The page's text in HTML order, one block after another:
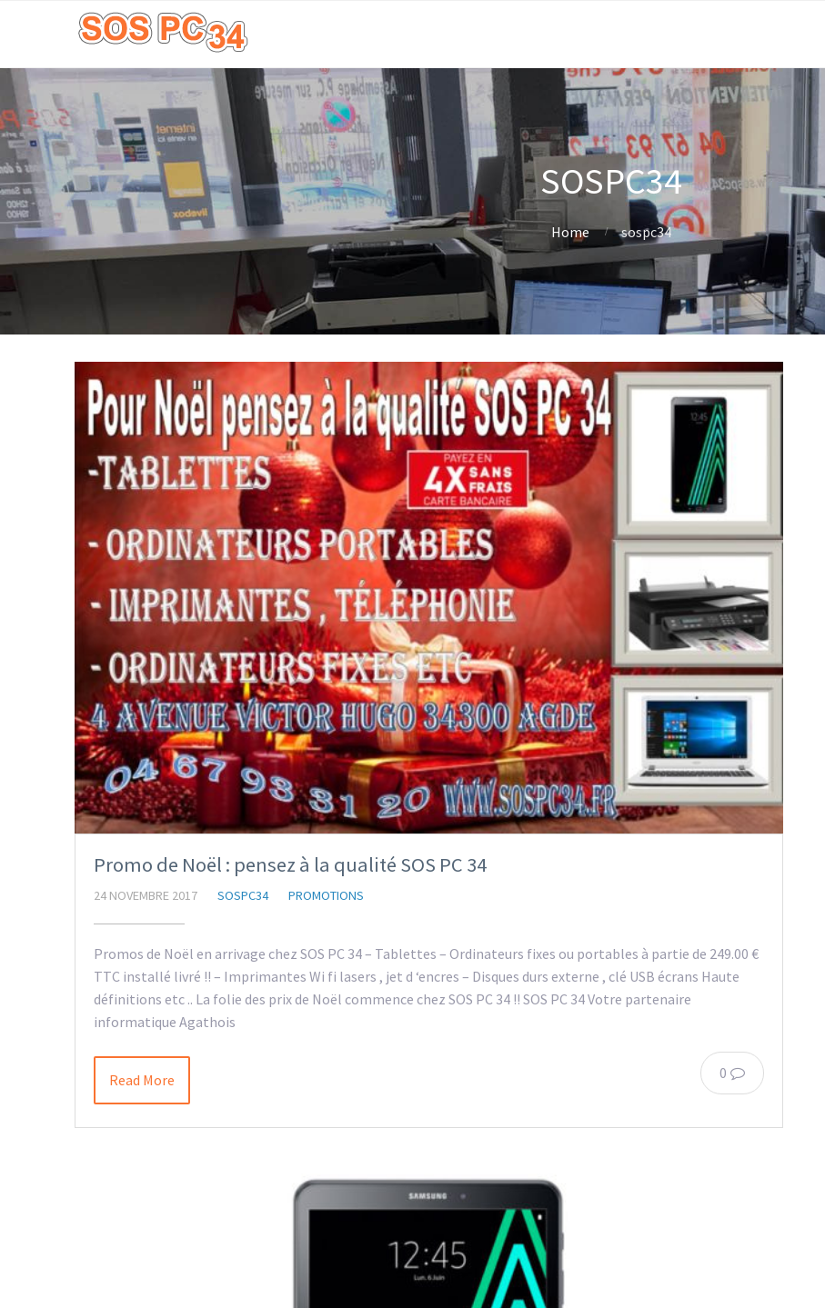
SOSPC34
Home sospc34
Promo de Noël : pensez à la qualité SOS PC 34
24 NOVEMBRE 2017 SOSPC34 PROMOTIONS
Promos de Noël en arrivage chez SOS PC 34 – Tablettes – Ordinateurs fixes ou portables à partie de 249.00 €
TTC installé livré !! – Imprimantes Wi fi lasers , jet d ‘encres – Disques durs externe , clé USB écrans Haute
définitions etc .. La folie des prix de Noël commence chez SOS PC 34 !! SOS PC 34 Votre partenaire
informatique Agathois
0
Read More